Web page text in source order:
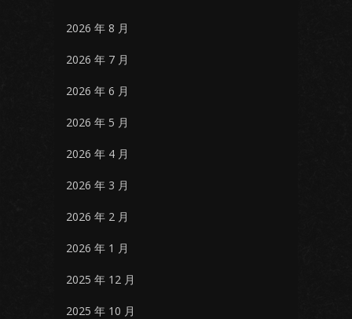
2026 年 8 月
2026 年 7 月
2026 年 6 月
2026 年 5 月
2026 年 4 月
2026 年 3 月
2026 年 2 月
2026 年 1 月
2025 年 12 月
2025 年 10 月